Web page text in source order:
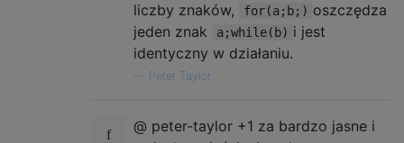
liczby znaków,
for(a;b;) oszczędza
jeden znak
a;while(b) i jest
identyczny w działaniu.
Peter Taylor
@ peter-taylor +1 za bardzo jasne i